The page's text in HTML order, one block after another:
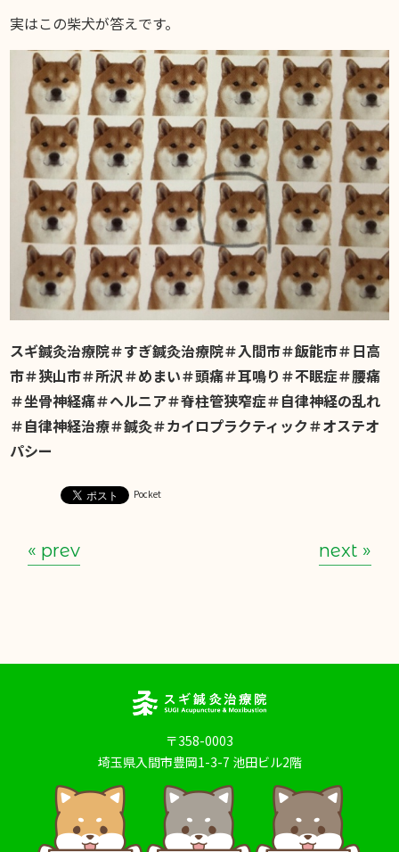
実はこの柴犬が答えです。
スギ鍼灸治療院＃すぎ鍼灸治療院＃入間市＃飯能市＃日高
市＃狭山市＃所沢＃めまい＃頭痛＃耳鳴り＃不眠症＃腰痛
＃坐骨神経痛＃ヘルニア＃脊柱管狭窄症＃自律神経の乱れ
＃自律神経治療＃鍼灸＃カイロプラクティック＃オステオ
パシー
Pocket
« prev next »
〒358-0003
埼玉県入間市豊岡1-3-7 池田ビル2階